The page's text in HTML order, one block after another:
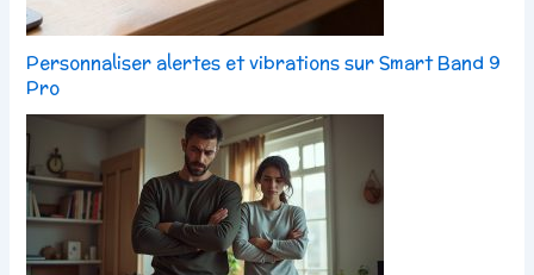
Personnaliser alertes et vibrations sur Smart Band 9
Pro